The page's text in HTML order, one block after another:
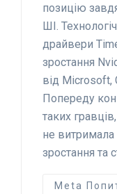
позицію
ШІ.
драйвери
зростання
від Microsoft,
Попереду
таких
не витримала
зростання та
Meta